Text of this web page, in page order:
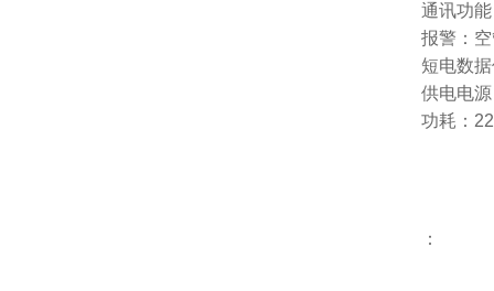
通讯功
报警：
短电数
供电电
功耗：
：